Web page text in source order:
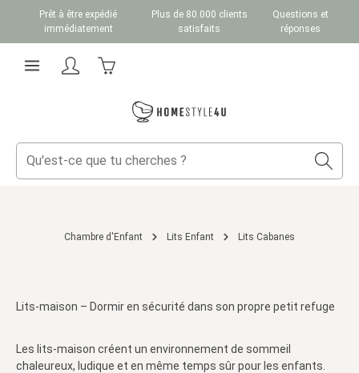
Passer au contenu principal
Prêt à être expédié
immédiatement
Plus de 80.000 clients
satisfaits
Questions et
réponses
Chambre d'Enfant Lits Enfant Lits Cabanes
Lits-maison – Dormir en sécurité dans son propre petit refuge
Les lits-maison créent un environnement de sommeil
chaleureux, ludique et en même temps sûr pour les enfants.